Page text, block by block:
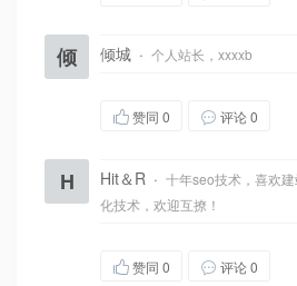
倾 倾城 · 个人站长，xxxxb
赞同 0 评论 0
H Hit＆R · 十年seo技术，喜欢
化技术，欢迎互撩！
赞同 0 评论 0